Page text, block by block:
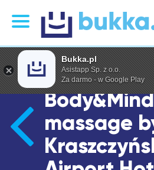
Body&Mind
massage
Bukka.pl
Asistapp Sp. z o.o.
Za darmo - w Google Play